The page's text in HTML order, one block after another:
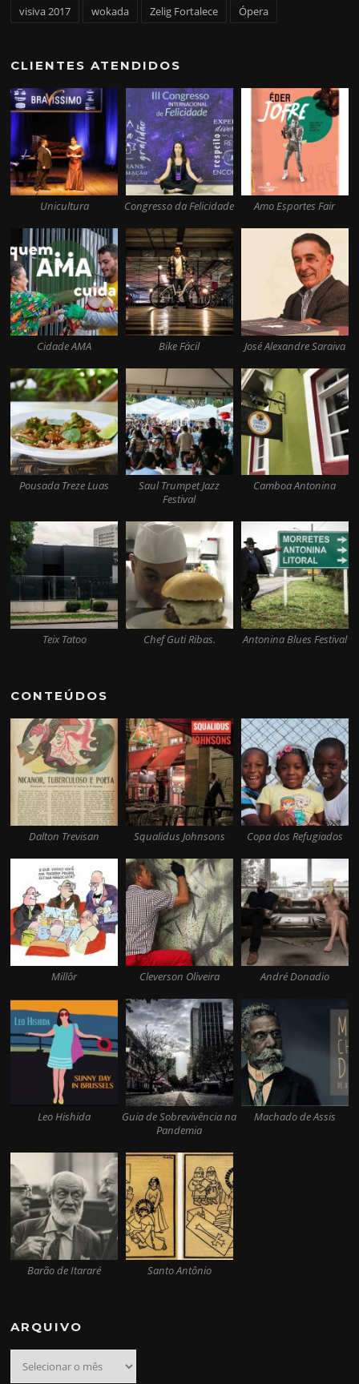
visiva 2017
wokada Zelig Fortalece Ópera
CLIENTES ATENDIDOS
Unicultura Congresso da Felicidade Amo Esportes Fair
Cidade AMA Bike Fácil José Alexandre Saraiva
Pousada Treze Luas
Saul Trumpet Jazz
Festival
Camboa Antonina
Teix Tatoo Chef Guti Ribas. Antonina Blues Festival
CONTEÚDOS
Dalton Trevisan Squalidus Johnsons Copa dos Refugiados
Millôr Cleverson Oliveira André Donadio
Leo Hishida
Guia de Sobrevivência na
Pandemia
Machado de Assis
Barão de Itararé Santo Antônio
ARQUIVO